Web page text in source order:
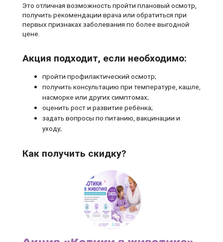
Это отличная возможность пройти плановый осмотр,
получить рекомендации врача или обратиться при
первых признаках заболевания по более выгодной
цене.
Акция подходит, если необходимо:
пройти профилактический осмотр;
получить консультацию при температуре, кашле,
насморке или других симптомах;
оценить рост и развитие ребёнка;
задать вопросы по питанию, вакцинации и
уходу;
Как получить скидку?